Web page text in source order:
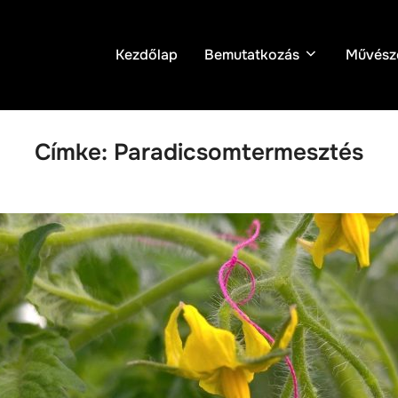
Kezdőlap Bemutatkozás
Címke: Paradicsomtermesztés